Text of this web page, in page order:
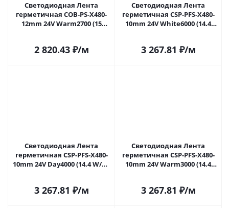
Светодиодная Лента
герметичная COB-PS-X480-
12mm 24V Warm2700 (15
2 820.43₽/м
Светодиодная Лента
герметичная CSP-PFS-X480-
10mm 24V White6000 (14.4
3 267.81 ₽/м
Светодиодная Лента
герметичная CSP-PFS-X480-
10mm 24V Day4000 (14.4 W/m,
3 267.81 ₽/м
Светодиодная Лента
герметичная CSP-PFS-X480-
10mm 24V Warm3000 (14.4
3 267.81 ₽/м